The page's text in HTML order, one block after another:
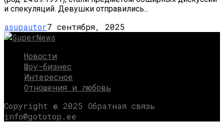
и спекуляций. Девушки отправились...
asupautor7 сентября, 2025
Новости
Шоу-бизнес
Интересное
Отношения и любовь
Copyright © 2025 Обратная связь
info@gototop.ee